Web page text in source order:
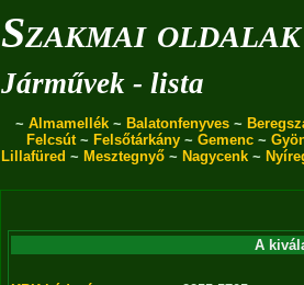
Szakmai oldalak
Járművek - lista
~ Almamellék ~ Balatonfenyves ~
Felcsút~ Felsőtárkány ~ Gemenc ~
Lillafüred ~ Mesztegnyő ~ Nagycenk ~
A